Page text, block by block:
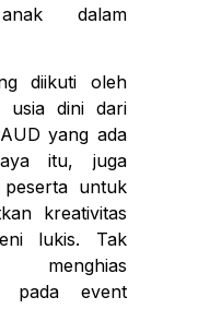
dalam
diikuti oleh
usia dini dari
yang ada
itu, juga
peserta untuk
kreativitas
lukis. Tak
pada event